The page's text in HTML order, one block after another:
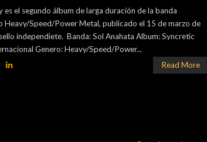
el segundo álbum de larga duración de la banda
Heavy/Speed/Power Metal, publicado el 15 de marzo de
independiete. Banda: Sol Anahata Album: Syncretic
Genero: Heavy/Speed/Power...
Read More